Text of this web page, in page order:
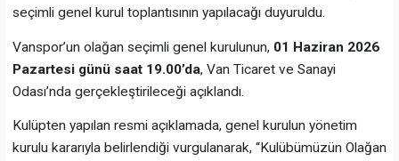
seçimli genel kurul toplantısının yapılacağı duyuruldu.
Vanspor’un olağan seçimli genel kurulunun, 01 Haziran 2026
Pazartesi günü saat 19.00’da, Van Ticaret ve Sanayi
Odası’nda gerçekleştirileceği açıklandı.
Kulüpten yapılan resmi açıklamada, genel kurulun yönetim
kurulu kararıyla belirlendiği vurgulanarak, “Kulübümüzün Olağan